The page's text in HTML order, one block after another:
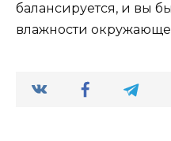
балансируется, и вы
влажности